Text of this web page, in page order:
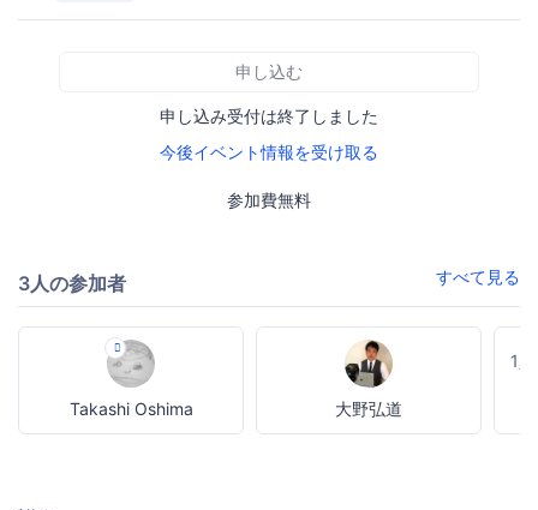
申し込む
申し込み受付は終了しました
今後イベント情報を受け取る
参加費無料
3人の参加者 すべて見る
Takashi Oshima 大野弘道
1